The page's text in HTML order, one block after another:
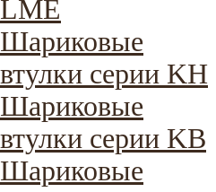
LME
Шариковые
втулки серии KH
Шариковые
втулки серии KB
Шариковые